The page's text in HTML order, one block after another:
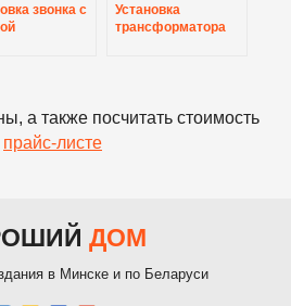
звонка с
Установка
трансформатора
а также посчитать стоимость
прайс-листе
ДОМ
в Минске и по Беларуси